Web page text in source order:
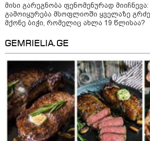
რამ გამოიწვია
ელექტროენერგეტიკული
გათიშვა - რას ამბობს სემეკ-
15:42 / 06-08-2026
თელავის
მეტრის
მისი გარეგნობა ფენომენურად
გამოიყურება მსოფლიოში ყველაზე
მქონე ბიჭი, რომელიც ახლა 19 წლისაა?
GEMRIELIA.GE